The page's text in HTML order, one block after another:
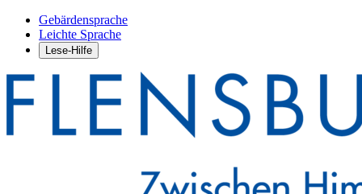
Gebärdensprache
Leichte Sprache
Lese-Hilfe